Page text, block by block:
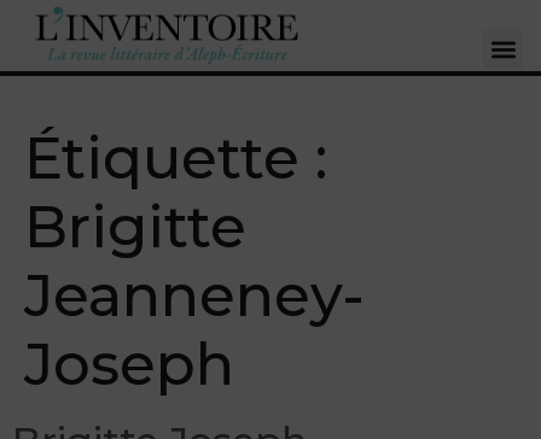
Étiquette :
Brigitte
Jeanneney-
Joseph